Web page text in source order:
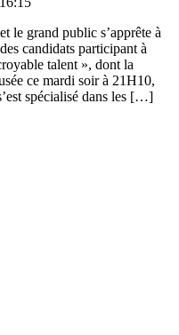
le grand public s’apprête à
candidats participant à
talent », dont la
ce mardi soir à 21H10,
spécialisé dans les […]